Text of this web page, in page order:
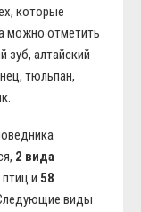
которые
можно отметить
зуб, алтайский
тюльпан,
2 вида
птиц и 58
виды